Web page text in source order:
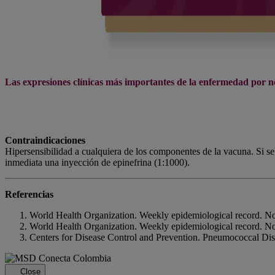
Las expresiones clínicas más importantes de la enfermedad por
Contraindicaciones
Hipersensibilidad a cualquiera de los componentes de la vacuna. Si
inmediata una inyección de epinefrina (1:1000).
Referencias
World Health Organization. Weekly epidemiological record.
World Health Organization. Weekly epidemiological record.
Centers for Disease Control and Prevention. Pneumococcal
Close